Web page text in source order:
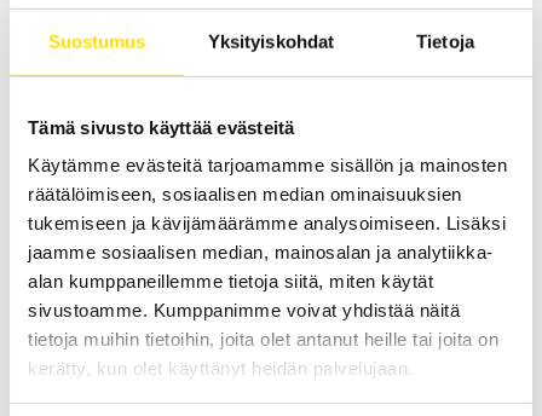
Suostumus Yksityiskohdat Tietoja
Tämä sivusto käyttää evästeitä
Käytämme evästeitä tarjoamamme sisällön ja mainosten
räätälöimiseen, sosiaalisen median ominaisuuksien
tukemiseen ja kävijämäärämme analysoimiseen. Lisäksi
jaamme sosiaalisen median, mainosalan ja analytiikka-
alan kumppaneillemme tietoja siitä, miten käytät
sivustoamme. Kumppanimme voivat yhdistää näitä
tietoja muihin tietoihin, joita olet antanut heille tai joita on
kerätty, kun olet käyttänyt heidän palvelujaan.
CA8345 A-luokan 3-vaihe energia-analysaattori
A-luokan 61000-4-30 ed 3 energia-analysaattori
sisäänrakennetulla GPS-toiminnolla kokonaisvaltaiseen
sähköverkon analysointiin. AC+DC TRMS-mittaus käynnistysvirran ja
transienttien mittaukseen sekä energian analysointiin 5:llä jännite-
ja 4:llä virtatulolla. Käytettävissä suomenkieliset valikot ja VNC-
toiminto kauko-ohjaukseen netin kautta. Joustava muistin hallinta.
LUE LISÄÄ